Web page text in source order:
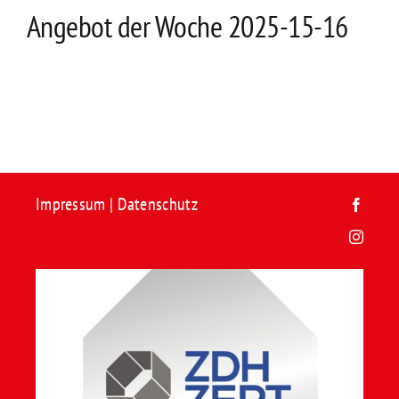
Angebot der Woche 2025-15-16
Impressum | Datenschutz